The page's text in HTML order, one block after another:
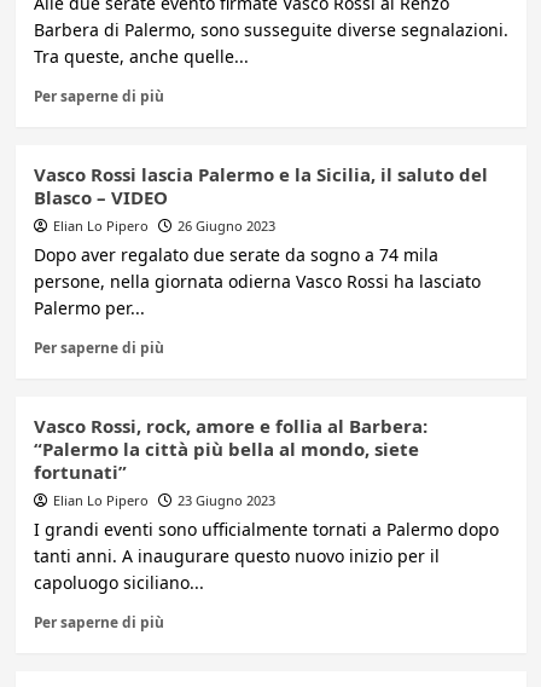
Barbera di Palermo, sono susseguite diverse segnalazioni.
Tra queste, anche quelle...
Per saperne di più
Vasco Rossi lascia Palermo e la Sicilia, il saluto del
Blasco – VIDEO
Elian Lo Pipero 26 Giugno 2023
Dopo aver regalato due serate da sogno a 74 mila
persone, nella giornata odierna Vasco Rossi ha lasciato
Palermo per...
Per saperne di più
Vasco Rossi, rock, amore e follia al Barbera:
“Palermo la città più bella al mondo, siete
fortunati”
Elian Lo Pipero 23 Giugno 2023
I grandi eventi sono ufficialmente tornati a Palermo dopo
tanti anni. A inaugurare questo nuovo inizio per il
capoluogo siciliano...
Per saperne di più